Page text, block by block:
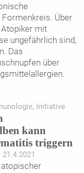
Über
mit
ungefährlich sind,
Das
über
Initiative
kann
triggern